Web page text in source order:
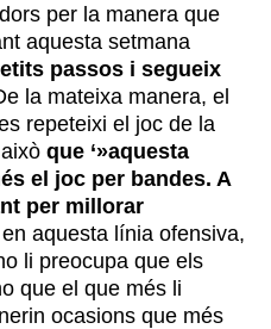
per la manera que
aquesta setmana
passos i segueix
la mateixa manera, el
repeteixi el joc de la
que ‘»aquesta
el joc per bandes. A
per millorar
aquesta línia ofensiva,
li preocupa que els
que el que més li
ocasions que més